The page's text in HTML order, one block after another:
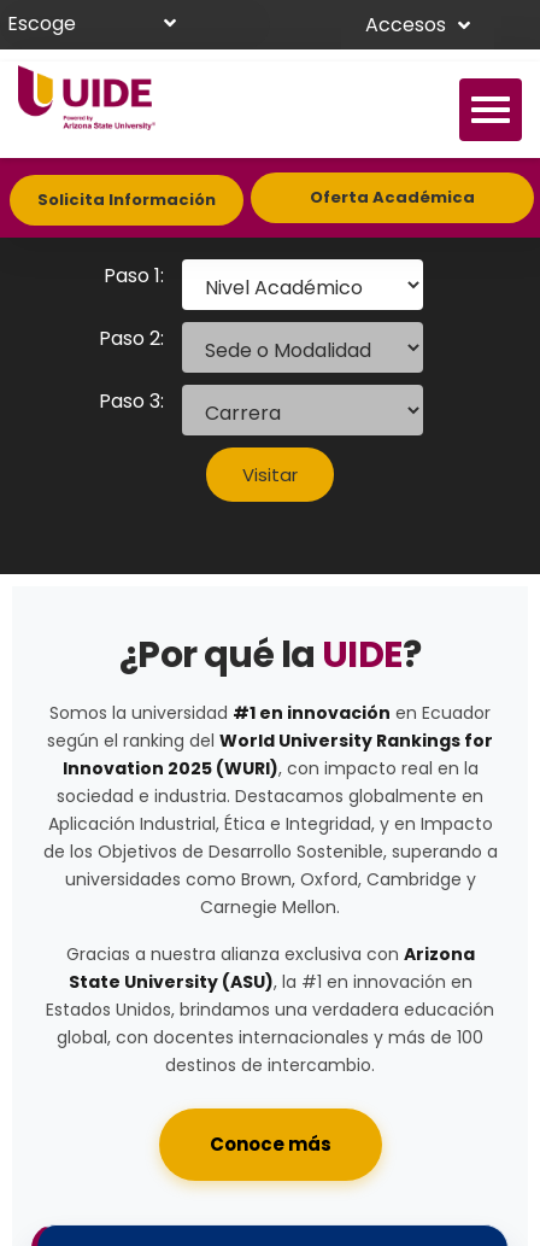
Escoge Accesos
Solicita Información Oferta Académica
Paso 1: Nivel Académico
Paso 2: Sede o Modalidad
Paso 3: Carrera
Visitar
¿Por qué la UIDE?
Somos la universidad #1 en innovación en Ecuador
según el ranking del World University Rankings for
Innovation 2025 (WURI), con impacto real en la
sociedad e industria. Destacamos globalmente en
Aplicación Industrial, Ética e Integridad, y en Impacto
de los Objetivos de Desarrollo Sostenible, superando a
universidades como Brown, Oxford, Cambridge y
Carnegie Mellon.
Gracias a nuestra alianza exclusiva con Arizona
State University (ASU), la #1 en innovación en
Estados Unidos, brindamos una verdadera educación
global, con docentes internacionales y más de 100
destinos de intercambio.
Conoce más